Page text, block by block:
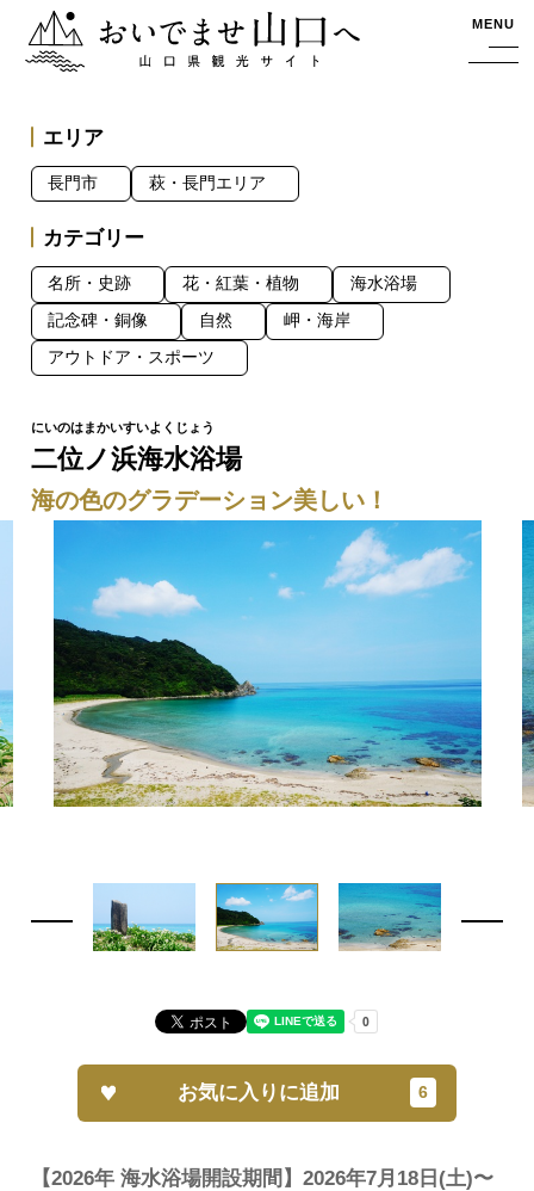
おいでませ山口へー山口県観光サイト MENU
二位ノ浜海水浴場
海の色のグラデーション美しい！
【2026年 海水浴場開設期間】 2026年7月18日(土)〜
お気に入りに追加
エリア
長門市 萩・長門エリア
カテゴリー
名所・史跡 花・紅葉・植物 海水浴場
記念碑・銅像 自然 岬・海岸
アウトドア・スポーツ